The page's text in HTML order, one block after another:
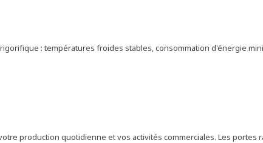
: températures froides stables, consommation d'énergie
production quotidienne et vos activités commerciales. Les portes